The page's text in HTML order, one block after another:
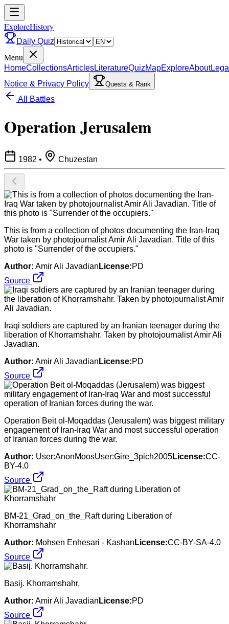
ExploreHistory
Daily Quiz
Menu
HomeCollectionsArticlesLiteratureQuizMapExploreAbout
Notice & Privacy Policy
Quests & Rank
All Battles
Operation Jerusalem
1982 • Chuzestan
This is from a collection of photos documenting the Iran-Iraq
War taken by photojournalist Amir Ali Javadian. Title of this
photo is "Surrender of the occupiers."
Author: Amir Ali Javadian License:PD
Source
Iraqi soldiers are captured by an Iranian teenager during the
liberation of Khorramshahr. Taken by photojournalist Amir Ali
Javadian.
Author: Amir Ali Javadian License:PD
Source
Operation Beit ol-Moqaddas (Jerusalem) was biggest military
engagement of Iran-Iraq War and most successful operation
of Iranian forces during the war.
Author: User:AnonMoosUser:Gire_3pich2005License:CC-
BY-4.0
Source
BM-21_Grad_on_the_Raft during Liberation of
Khorramshahr
Author: Mohsen Enhesari - Kashan License:CC-BY-SA-4.0
Source
Basij. Khorramshahr.
Author: Amir Ali Javadian License:PD
Source